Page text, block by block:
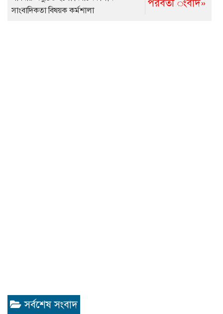
পরবর্তী ংবাদ»
সাংবাদিকতা বিষয়ক কর্মশালা
সর্বশেষ সংবাদ